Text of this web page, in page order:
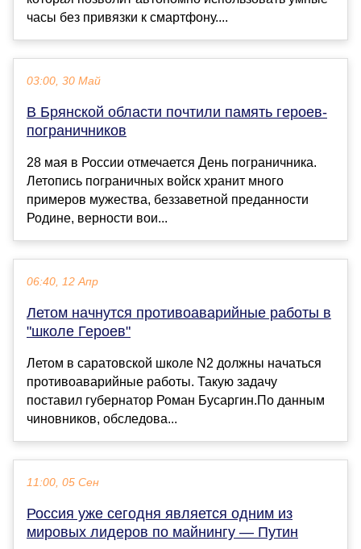
часы без привязки к смартфону....
03:00, 30 Май
В Брянской области почтили память героев-
пограничников
28 мая в России отмечается День пограничника.
Летопись пограничных войск хранит много
примеров мужества, беззаветной преданности
Родине, верности вои...
06:40, 12 Апр
Летом начнутся противоаварийные работы в
"школе Героев"
Летом в саратовской школе N2 должны начаться
противоаварийные работы. Такую задачу
поставил губернатор Роман Бусаргин.По данным
чиновников, обследова...
11:00, 05 Сен
Россия уже сегодня является одним из
мировых лидеров по майнингу — Путин